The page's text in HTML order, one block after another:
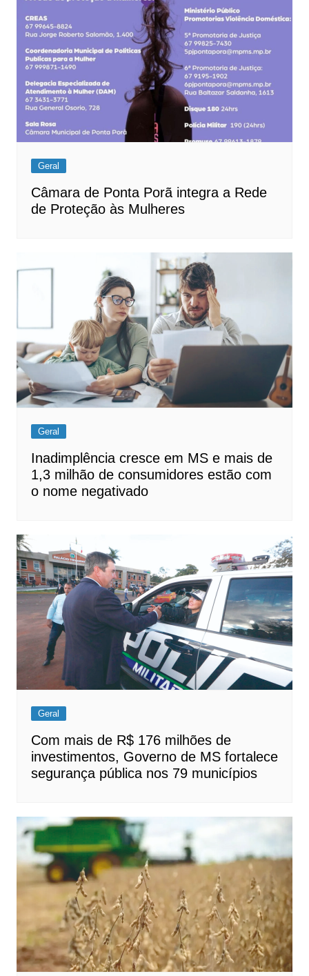
Geral
Câmara de Ponta Porã integra a Rede
de Proteção às Mulheres
Geral
Inadimplência cresce em MS e mais de
1,3 milhão de consumidores estão com
o nome negativado
Geral
Com mais de R$ 176 milhões de
investimentos, Governo de MS fortalece
segurança pública nos 79 municípios